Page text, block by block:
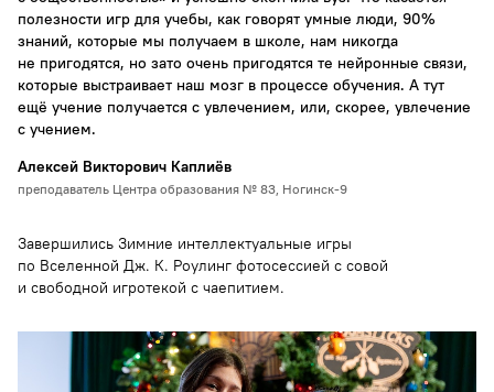
полезности игр для учебы, как говорят умные люди, 90%
знаний, которые мы получаем в школе, нам никогда
не пригодятся, но зато очень пригодятся те нейронные связи,
которые выстраивает наш мозг в процессе обучения. А тут
ещё учение получается с увлечением, или, скорее, увлечение
с учением.
Алексей Викторович Каплиёв
преподаватель Центра образования № 83, Ногинск-9
Завершились Зимние интеллектуальные игры
по Вселенной Дж. К. Роулинг фотосессией с совой
и свободной игротекой с чаепитием.